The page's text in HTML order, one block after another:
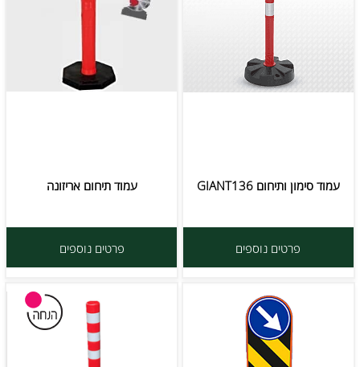
עמוד סימון ותיחום GIANT136
פרטים נוספים
עמוד תיחום אריזונה
פרטים נוספים